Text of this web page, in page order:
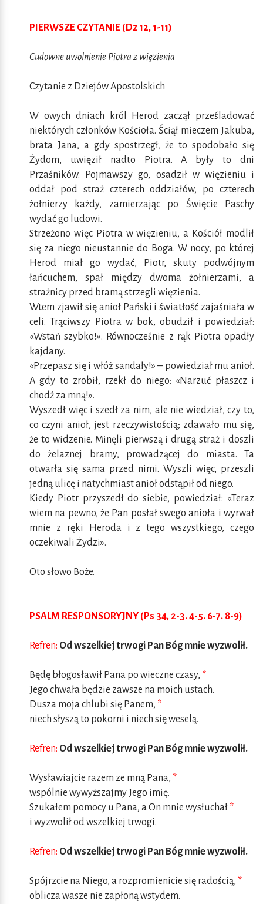
PIERWSZE CZYTANIE (Dz 12, 1-11)
Cudowne uwolnienie Piotra z więzienia
Czytanie z Dziejów Apostolskich
W owych dniach król Herod zaczął prześladować
niektórych członków Kościoła. Ściął mieczem Jakuba,
brata Jana, a gdy spostrzegł, że to spodobało się
Żydom, uwięził nadto Piotra. A były to dni
Przaśników. Pojmawszy go, osadził w więzieniu i
oddał pod straż czterech oddziałów, po czterech
żołnierzy każdy, zamierzając po Święcie Paschy
wydać go ludowi.
Strzeżono więc Piotra w więzieniu, a Kościół modlił
się za niego nieustannie do Boga. W nocy, po której
Herod miał go wydać, Piotr, skuty podwójnym
łańcuchem, spał między dwoma żołnierzami, a
strażnicy przed bramą strzegli więzienia.
Wtem zjawił się anioł Pański i światłość zajaśniała w
celi. Trąciwszy Piotra w bok, obudził i powiedział:
«Wstań szybko!». Równocześnie z rąk Piotra opadły
kajdany.
«Przepasz się i włóż sandały!» – powiedział mu anioł.
A gdy to zrobił, rzekł do niego: «Narzuć płaszcz i
chodź za mną!».
Wyszedł więc i szedł za nim, ale nie wiedział, czy to,
co czyni anioł, jest rzeczywistością; zdawało mu się,
że to widzenie. Minęli pierwszą i drugą straż i doszli
do żelaznej bramy, prowadzącej do miasta. Ta
otwarła się sama przed nimi. Wyszli więc, przeszli
jedną ulicę i natychmiast anioł odstąpił od niego.
Kiedy Piotr przyszedł do siebie, powiedział: «Teraz
wiem na pewno, że Pan posłał swego anioła i wyrwał
mnie z ręki Heroda i z tego wszystkiego, czego
oczekiwali Żydzi».
Oto słowo Boże.
PSALM RESPONSORYJNY (Ps 34, 2-3. 4-5. 6-7. 8-9)
Refren: Od wszelkiej trwogi Pan Bóg mnie wyzwolił.
Będę błogosławił Pana po wieczne czasy, *
Jego chwała będzie zawsze na moich ustach.
Dusza moja chlubi się Panem, *
niech słyszą to pokorni i niech się weselą.
Refren: Od wszelkiej trwogi Pan Bóg mnie wyzwolił.
Wysławiajcie razem ze mną Pana, *
wspólnie wywyższajmy Jego imię.
Szukałem pomocy u Pana, a On mnie wysłuchał *
i wyzwolił od wszelkiej trwogi.
Refren: Od wszelkiej trwogi Pan Bóg mnie wyzwolił.
Spójrzcie na Niego, a rozpromienicie się radością, *
oblicza wasze nie zapłoną wstydem.